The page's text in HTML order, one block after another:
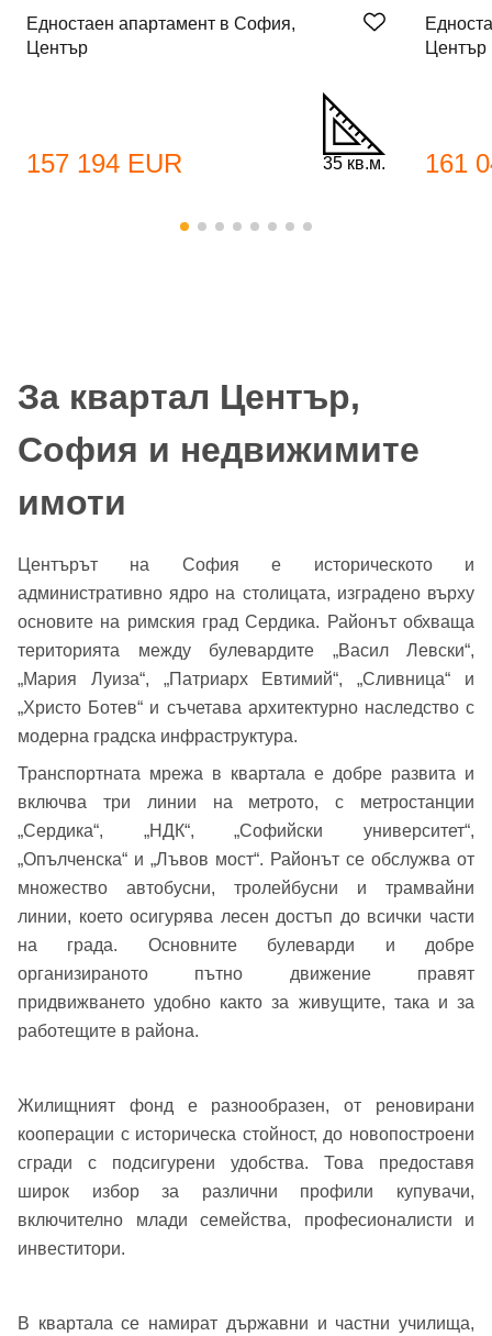
Едностаен апартамент в София,
Център
157 194 EUR 35 кв.м.
Център
161
За квартал Център,
София и недвижимите
имоти
Центърът на София е историческото и
административно ядро на столицата, изградено върху
основите на римския град Сердика. Районът обхваща
територията между булевардите „Васил Левски“,
„Мария Луиза“, „Патриарх Евтимий“, „Сливница“ и
„Христо Ботев“ и съчетава архитектурно наследство с
модерна градска инфраструктура.
Транспортната мрежа в квартала е добре развита и
включва три линии на метрото, с метростанции
„Сердика“, „НДК“, „Софийски университет“,
„Опълченска“ и „Лъвов мост“. Районът се обслужва от
множество автобусни, тролейбусни и трамвайни
линии, което осигурява лесен достъп до всички части
на града. Основните булеварди и добре
организираното пътно движение правят
придвижването удобно както за живущите, така и за
работещите в района.
Жилищният фонд е разнообразен, от реновирани
кооперации с историческа стойност, до новопостроени
сгради с подсигурени удобства. Това предоставя
широк избор за различни профили купувачи,
включително млади семейства, професионалисти и
инвеститори.
В квартала се намират държавни и частни училища,